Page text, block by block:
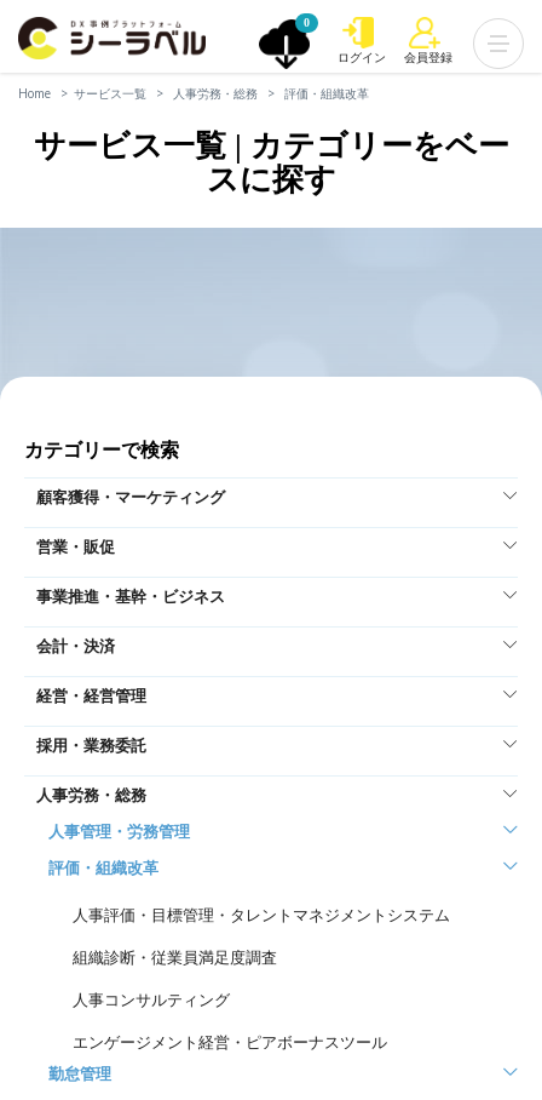
0
ログイン 会員登録
Home サービス一覧 人事労務・総務 評価・組織改革
サービス一覧 | カテゴリーをベー
スに探す
カテゴリーで検索
顧客獲得・マーケティング
営業・販促
事業推進・基幹・ビジネス
会計・決済
経営・経営管理
採用・業務委託
人事労務・総務
人事管理・労務管理
評価・組織改革
人事評価・目標管理・タレントマネジメントシステム
組織診断・従業員満足度調査
人事コンサルティング
エンゲージメント経営・ピアボーナスツール
勤怠管理